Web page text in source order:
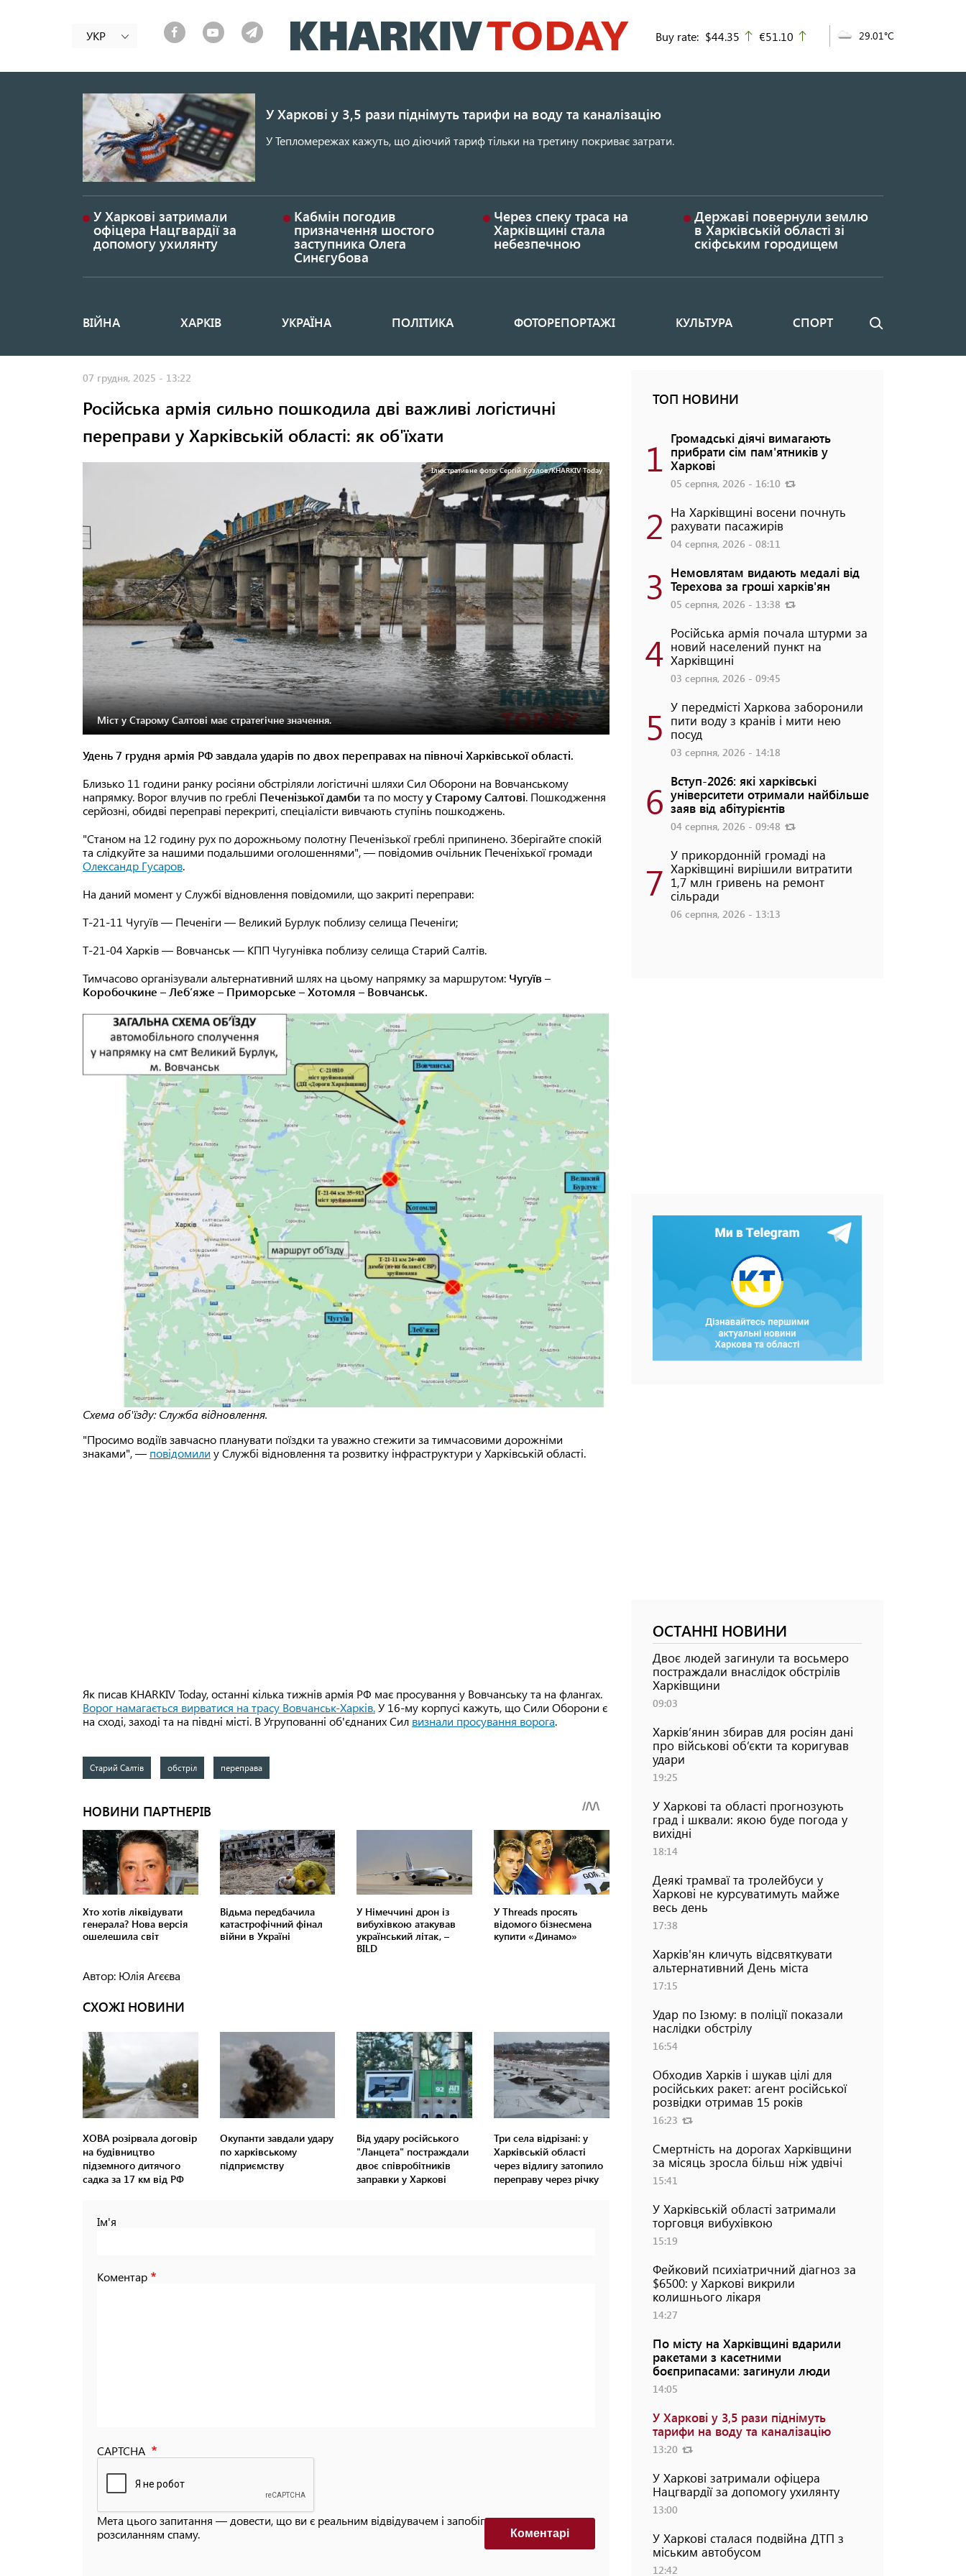
до
основного
УКР Buy rate: $44.35 up
€51.10 29.01°C
У Харкові у 3,5 рази піднімуть тарифи на воду та каналізацію
У Тепломережах кажуть, що діючий тариф тільки на третину покриває затрати.
У Харкові затримали
офіцера Нацгвардії за
допомогу ухилянту
Кабмін погодив
призначення шостого
заступника Олега
Синєгубова
Через спеку траса на
Харківщині стала
небезпечною
Державі повернули землю
в Харківській області зі
скіфським городищем
Основная
ВІЙНА ХАРКІВ УКРАЇНА ПОЛІТИКА ФОТОРЕПОРТАЖІ КУЛЬТУРА СПОРТ Пошук
07 грудня, 2025 - 13:22
Російська армія сильно пошкодила дві важливі логістичні
переправи у Харківській області: як об'їхати
Ілюстративне фото: Сергій Козлов/KHARKIV Today
Міст у Старому Салтові має стратегічне значення.
Удень 7 грудня армія РФ завдала ударів по двох переправах на півночі Харківської області.
Близько 11 години ранку росіяни обстріляли логістичні шляхи Сил Оборони на Вовчанському
напрямку. Ворог влучив по греблі Печенізької дамби та по мостуу Старому Салтові. Пошкодження
серйозні, обидві переправі перекриті, спеціалісти вивчають ступінь пошкоджень.
"Станом на 12 годину рух по дорожньому полотну Печенізької греблі припинено. Зберігайте спокій
та слідкуйте за нашими подальшими оголошеннями", — повідомив очільник Печеніхької громади
Олександр Гусаров.
На даний момент у Службі відновлення повідомили, що закриті переправи:
Т-21-11 Чугуїв — Печеніги — Великий Бурлук поблизу селища Печеніги;
Т-21-04 Харків — Вовчанськ — КПП Чугунівка поблизу селища Старий Салтів.
Тимчасово організували альтернативний шлях на цьому напрямку за маршрутом: Чугуїв –
Коробочкине – Леб’яже – Приморське – Хотомля – Вовчанськ.
Схема об'їзду: Служба відновлення.
"Просимо водіїв завчасно планувати поїздки та уважно стежити за тимчасовими дорожніми
знаками", — повідомили у Службі відновлення та розвитку інфраструктури у Харківській області.
Як писав KHARKIV Today, останні кілька тижнів армія РФ має просування у Вовчанську та на флангах.
Ворог намагається вирватися на трасу Вовчанськ-Харків.У 16-му корпусі кажуть, що Сили Оборони є
на сході, заході та на півдні місті. В Угрупованні об'єднаних Сил визнали просування ворога.
Старий Салтів обстріл переправа
Автор: Юлія Агєєва
СХОЖІ НОВИНИ
ХОВА розірвала договір
на будівництво
підземного дитячого
садка за 17 км від РФ
Окупанти завдали удару
по харківському
підприємству
Від удару російського
"Ланцета" постраждали
двоє співробітників
заправки у Харкові
Три села відрізані: у
Харківській області
через відлигу затопило
переправу через річку
Ім'я
Коментар
CAPTCHA
Мета цього запитання — довести, що ви є реальним відвідувачем і запобігти автоматизованим
розсиланням спаму.
Коментарi
ТОП НОВИНИ
1 Громадські діячі вимагають
прибрати сім пам'ятників у
Харкові
05 серпня, 2026 - 16:10
2 На Харківщині восени почнуть
рахувати пасажирів
04 серпня, 2026 - 08:11
3 Немовлятам видають медалі від
Терехова за гроші харків'ян
05 серпня, 2026 - 13:38
4 Російська армія почала штурми за
новий населений пункт на
Харківщині
03 серпня, 2026 - 09:45
5 У передмісті Харкова заборонили
пити воду з кранів і мити нею
посуд
03 серпня, 2026 - 14:18
6 Вступ-2026: які харківські
університети отримали найбільше
заяв від абітурієнтів
04 серпня, 2026 - 09:48
7
У прикордонній громаді на
Харківщині вирішили витратити
1,7 млн гривень на ремонт
сільради
06 серпня, 2026 - 13:13
ОСТАННІ НОВИНИ
Двоє людей загинули та восьмеро
постраждали внаслідок обстрілів
Харківщини
09:03
Харків’янин збирав для росіян дані
про військові об’єкти та коригував
удари
19:25
У Харкові та області прогнозують
град і шквали: якою буде погода у
вихідні
18:14
Деякі трамваї та тролейбуси у
Харкові не курсуватимуть майже
весь день
17:38
Харків'ян кличуть відсвяткувати
альтернативний День міста
17:15
Удар по Ізюму: в поліції показали
наслідки обстрілу
16:54
Обходив Харків і шукав цілі для
російських ракет: агент російської
розвідки отримав 15 років
16:23
Смертність на дорогах Харківщини
за місяць зросла більш ніж удвічі
15:41
У Харківській області затримали
торговця вибухівкою
15:19
Фейковий психіатричний діагноз за
$6500: у Харкові викрили
колишнього лікаря
14:27
По місту на Харківщині вдарили
ракетами з касетними
боєприпасами: загинули люди
14:05
У Харкові у 3,5 рази піднімуть
тарифи на воду та каналізацію
13:20
У Харкові затримали офіцера
Нацгвардії за допомогу ухилянту
13:00
У Харкові сталася подвійна ДТП з
міським автобусом
12:42